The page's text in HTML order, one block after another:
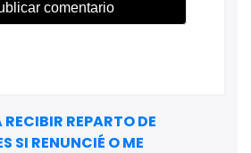
REPARTO DE
SI RENUNCIÉ O ME